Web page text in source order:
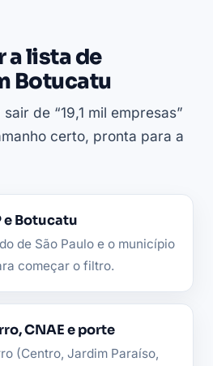
a lista de
Botucatu
de “19,1 mil empresas”
certo, pronta para a
e Botucatu
de São Paulo e o município
começar o filtro.
CNAE e porte
(Centro, Jardim Paraíso,